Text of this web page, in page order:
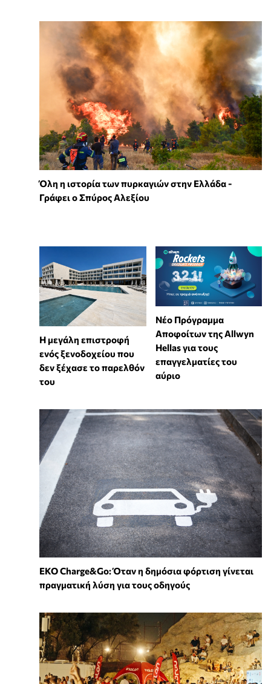
Όλη η ιστορία των πυρκαγιών στην Ελλάδα -
Γράφει ο Σπύρος Αλεξίου
Η μεγάλη επιστροφή
ενός ξενοδοχείου που
δεν ξέχασε το παρελθόν
του
Νέο Πρόγραμμα
Αποφοίτων της Allwyn
Hellas για τους
επαγγελματίες του
αύριο
EKO Charge&Go: Όταν η δημόσια φόρτιση γίνεται
πραγματική λύση για τους οδηγούς